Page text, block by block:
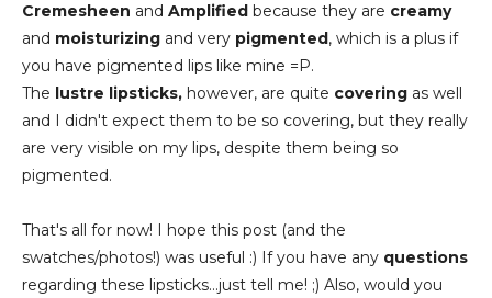
Cremesheen and Amplified because they are creamy
and moisturizing and very pigmented, which is a plus if
you have pigmented lips like mine =P.
The lustre lipsticks, however, are quite covering as well
and I didn't expect them to be so covering, but they really
are very visible on my lips, despite them being so
pigmented.
That's all for now! I hope this post (and the
swatches/photos!) was useful :) If you have any questions
regarding these lipsticks...just tell me! ;) Also, would you